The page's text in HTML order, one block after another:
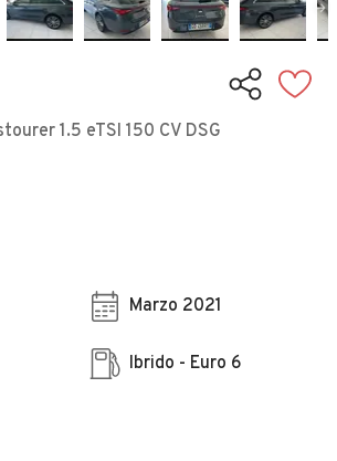
1.5 eTSI 150 CV DSG
Marzo 2021
Ibrido - Euro 6